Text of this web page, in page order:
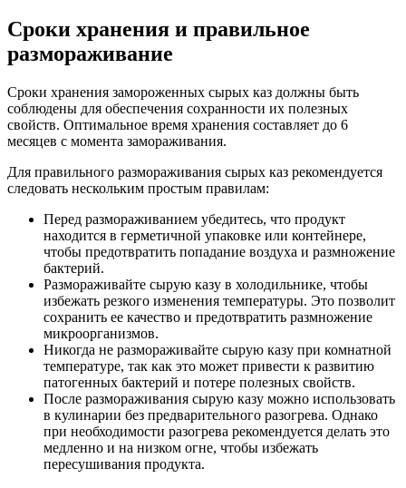
Сроки хранения и правильное
размораживание
Сроки хранения замороженных сырых каз должны быть
соблюдены для обеспечения сохранности их полезных
свойств. Оптимальное время хранения составляет до 6
месяцев с момента замораживания.
Для правильного размораживания сырых каз рекомендуется
следовать нескольким простым правилам:
Перед размораживанием убедитесь, что продукт
находится в герметичной упаковке или контейнере,
чтобы предотвратить попадание воздуха и размножение
бактерий.
Размораживайте сырую казу в холодильнике, чтобы
избежать резкого изменения температуры. Это позволит
сохранить ее качество и предотвратить размножение
микроорганизмов.
Никогда не размораживайте сырую казу при комнатной
температуре, так как это может привести к развитию
патогенных бактерий и потере полезных свойств.
После размораживания сырую казу можно использовать
в кулинарии без предварительного разогрева. Однако
при необходимости разогрева рекомендуется делать это
медленно и на низком огне, чтобы избежать
пересушивания продукта.